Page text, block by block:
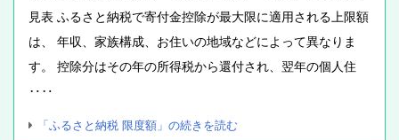
見表 ふるさと納税で寄付金控除が最大限に適用される上限額
は、 年収、家族構成、お住いの地域などによって異なりま
す。 控除分はその年の所得税から還付され、翌年の個人住
‥‥
「ふるさと納税 限度額」の続きを読む